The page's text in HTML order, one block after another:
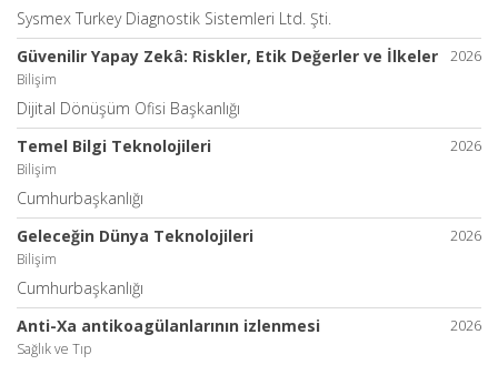
Sysmex Turkey Diagnostik Sistemleri Ltd. Şti.
2026
Güvenilir Yapay Zekâ: Riskler, Etik Değerler ve İlkeler
Bilişim
Dijital Dönüşüm Ofisi Başkanlığı
2026
Temel Bilgi Teknolojileri
Bilişim
Cumhurbaşkanlığı
2026
Geleceğin Dünya Teknolojileri
Bilişim
Cumhurbaşkanlığı
2026
Anti-Xa antikoagülanlarının izlenmesi
Sağlık ve Tıp